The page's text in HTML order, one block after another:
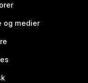
og medier